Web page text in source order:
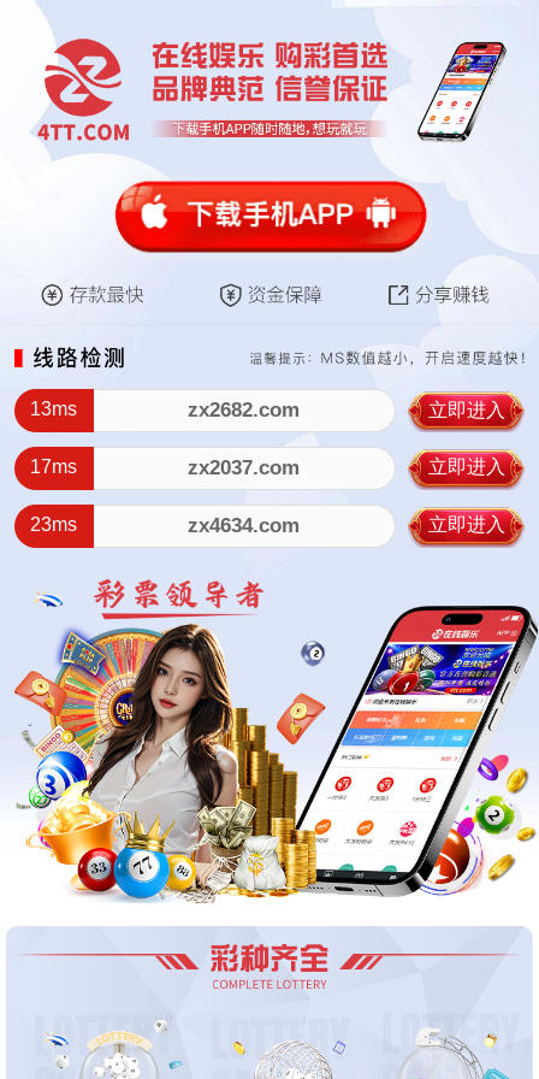
13ms zx2682.com 立即进入
17ms zx2037.com 立即进入
23ms zx4634.com 立即进入